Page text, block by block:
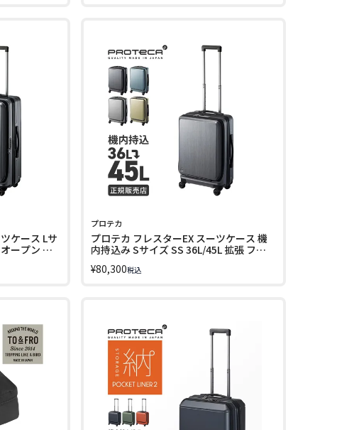
ケース Lサ
ープン ス
プロテカ
プロテカ フレスターEX スーツケース 機
内持込み Sサイズ SS 36L/45L 拡張 フロ
FRESTAR EX 01551
¥80,300税込